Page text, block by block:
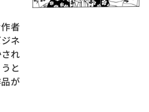
者
ネ
れ
と
が